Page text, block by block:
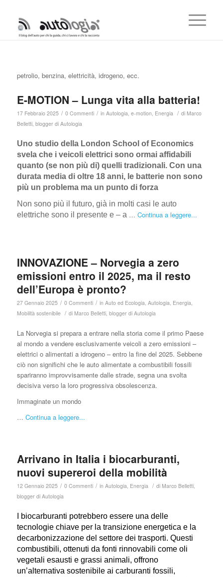
petrolio, benzina, elettricità, idrogeno, ecc.
E-MOTION – Lunga vita alla batteria!
17 Febbraio 2025 / 0 Commenti / in Autologia, e-motion, Energia / di Marco
Belletti, blogger di Autologia
Uno studio della London School of Economics
svela che i veicoli elettrici sono ormai affidabili
quanto (se non più di) quelli tradizionali. Con una
durata media di oltre 18 anni, le batterie non sono
più un problema ma un punto di forza
Non sono più il futuro, già in molti casi le auto
elettriche sono il presente e – a … Continua a leggere...
INNOVAZIONE – Norvegia a zero
emissioni entro il 2025, ma il resto
dell’Europa è pronto?
27 Gennaio 2025 / 0 Commenti / in Auto ed Ecologia, Autologia, Energia,
Mobilità sostenibile / di Marco Belletti, blogger di Autologia
La Norvegia si prepara a entrare nella storia come il primo Paese
al mondo a vendere esclusivamente veicoli a zero emissioni –
elettrici o alimentati a idrogeno – entro la fine del 2025. Sebbene
ciò non significhi che le auto alimentate a combustibili fossili
spariranno improvvisamente dalle strade, segna una svolta
decisiva verso la loro progressiva obsolescenza.
Immaginate un mondo
… Continua a leggere...
Arrivano in Italia i biocarburanti,
nuovi supereroi della mobilità
12 Gennaio 2025 / 0 Commenti / in Autologia, Energia / di Marco Belletti,
blogger di Autologia
I biocarburanti potrebbero essere una delle
tecnologie chiave per la transizione energetica e la
decarbonizzazione del settore dei trasporti. Questi
combustibili, ottenuti da fonti rinnovabili come oli
vegetali esausti e grassi animali, offrono
un’alternativa sostenibile ai carburanti fossili,